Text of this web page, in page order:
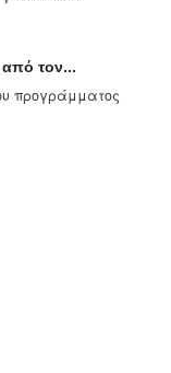
τον...
προγράμματος